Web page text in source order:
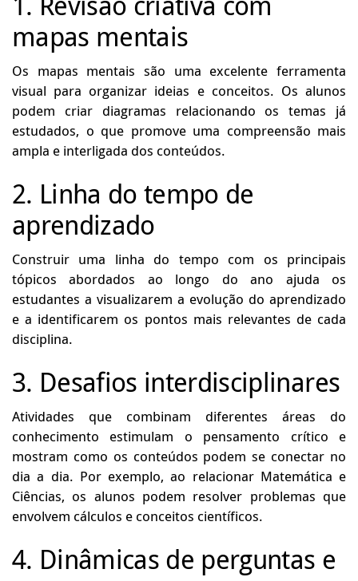
mapas mentais
Os mapas mentais são uma excelente ferramenta
visual para organizar ideias e conceitos. Os alunos
podem criar diagramas relacionando os temas já
estudados, o que promove uma compreensão mais
ampla e interligada dos conteúdos.
2. Linha do tempo de
aprendizado
Construir uma linha do tempo com os principais
tópicos abordados ao longo do ano ajuda os
estudantes a visualizarem a evolução do aprendizado
e a identificarem os pontos mais relevantes de cada
disciplina.
3. Desafios interdisciplinares
Atividades que combinam diferentes áreas do
conhecimento estimulam o pensamento crítico e
mostram como os conteúdos podem se conectar no
dia a dia. Por exemplo, ao relacionar Matemática e
Ciências, os alunos podem resolver problemas que
envolvem cálculos e conceitos científicos.
4. Dinâmicas de perguntas e